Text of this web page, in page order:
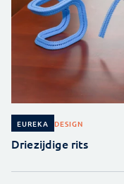
EUREKA DESIGN
Driezijdige rits